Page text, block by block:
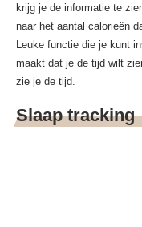
krijg je de informatie te
naar het aantal calorieën
Leuke functie die je kunt
maakt dat je de tijd wilt
zie je de tijd.
Slaap tracking